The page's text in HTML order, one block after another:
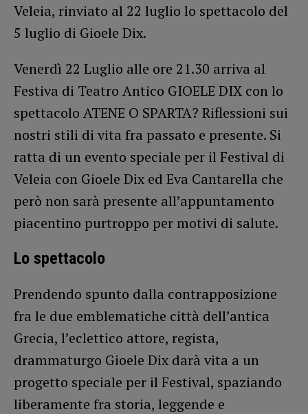
Veleia, rinviato al 22 luglio lo spettacolo del
5 luglio di Gioele Dix.
Venerdì 22 Luglio alle ore 21.30 arriva al
Festiva di Teatro Antico GIOELE DIX con lo
spettacolo ATENE O SPARTA? Riflessioni sui
nostri stili di vita fra passato e presente. Si
ratta di un evento speciale per il Festival di
Veleia con Gioele Dix ed Eva Cantarella che
però non sarà presente all’appuntamento
piacentino purtroppo per motivi di salute.
Lo spettacolo
Prendendo spunto dalla contrapposizione
fra le due emblematiche città dell’antica
Grecia, l’eclettico attore, regista,
drammaturgo Gioele Dix darà vita a un
progetto speciale per il Festival, spaziando
liberamente fra storia, leggende e